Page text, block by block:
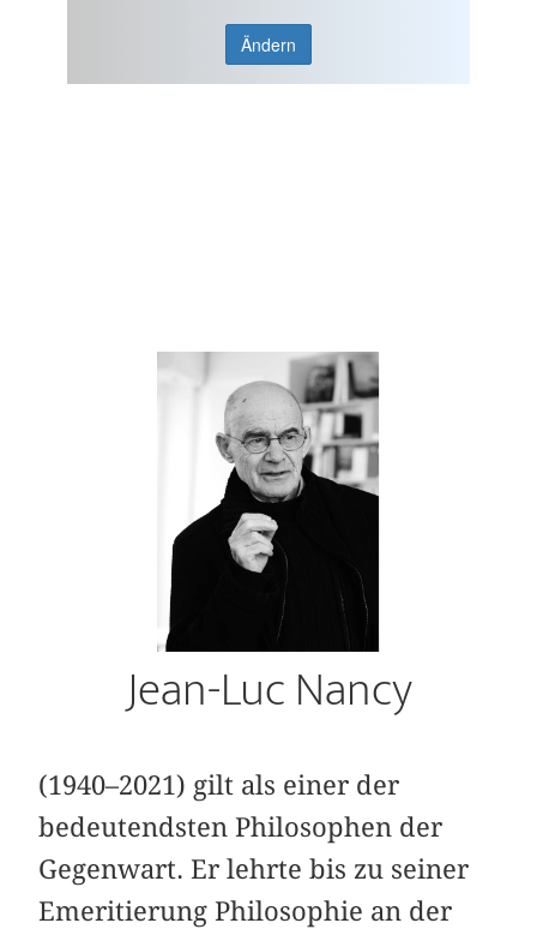
Ändern
Jean-Luc Nancy
(1940–2021) gilt als einer der
bedeutendsten Philosophen der
Gegenwart. Er lehrte bis zu seiner
Emeritierung Philosophie an der